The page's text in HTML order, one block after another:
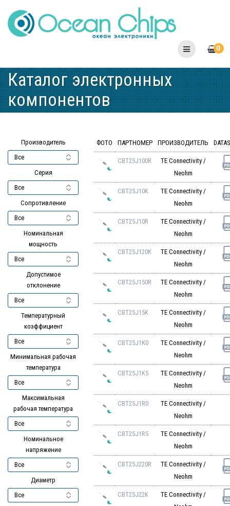
to
content
0
Каталог электронных
компонентов
Производитель
Серия
Сопротивление
Номинальная
мощность
Допустимое
отклонение
Температурный
коэффициент
Минимальная рабочая
температура
Максимальная
рабочая температура
Номинальное
напряжение
Диаметр
ФОТО ПАРТНОМЕР ПРОИЗВОДИТЕЛЬ
CBT25J100R
TE Connectivity /
Neohm
CBT25J10K
TE Connectivity /
Neohm
CBT25J10R
TE Connectivity /
Neohm
CBT25J120K
TE Connectivity /
Neohm
CBT25J150R
TE Connectivity /
Neohm
CBT25J15K
TE Connectivity /
Neohm
CBT25J1K0
TE Connectivity /
Neohm
CBT25J1K5
TE Connectivity /
Neohm
CBT25J1R0
TE Connectivity /
Neohm
CBT25J1R5
TE Connectivity /
Neohm
CBT25J220R
TE Connectivity /
Neohm
CBT25J22K
TE Connectivity /